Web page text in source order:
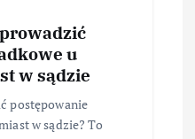
u
w sądzie
postępowanie
w sądzie? To